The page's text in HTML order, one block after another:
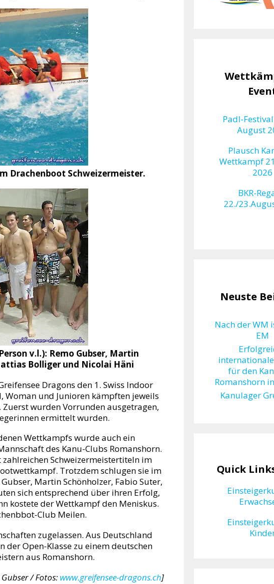
Drachenboot Schweizermeister.
v.l.): Remo Gubser, Martin
Bolliger und Nicolai Häni
Dragons den 1. Swiss Indoor
Woman und Junioren kämpften jeweils
Zuerst wurden Vorrunden ausgetragen,
ermittelt wurden.
Wettkampfs wurde auch ein
des Kanu-Clubs Romanshorn.
Schweizermeistertiteln im
Trotzdem schlugen sie im
Martin Schönholzer, Fabio Suter,
sich entsprechend über ihren Erfolg,
kostete der Wettkampf den Meniskus.
Club Meilen.
zugelassen. Aus Deutschland
der Open-Klasse zu einem deutschen
aus Romanshorn.
/ Fotos: www.greifensee-dragons.ch]
Padl-
August
Plausch
Wettkampf
2026
BKR-
22./
Neuste
Nach der WM
EM
für den
Romanshorn
Kanulager
Quick